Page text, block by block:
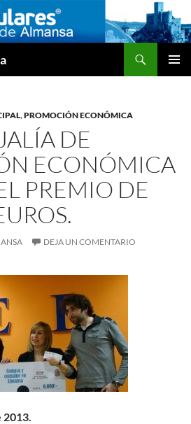
,PROMOCIÓN ECONÓMICA
DE
ECONÓMICA
PREMIO DE
DEJA UN COMENTARIO